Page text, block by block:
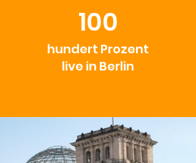
100
hundert Prozent
live in Berlin